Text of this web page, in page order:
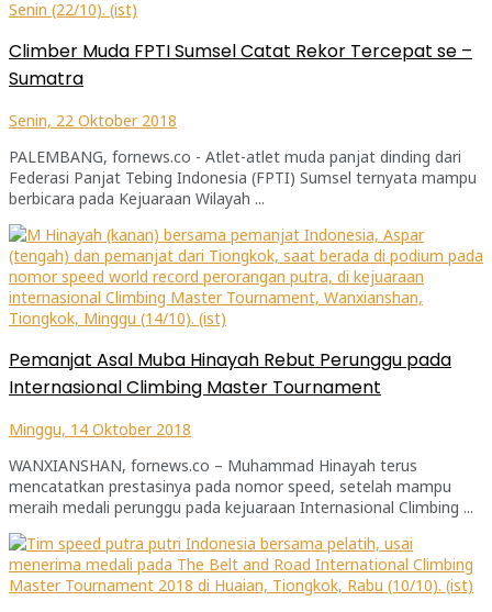
Climber Muda FPTI Sumsel Catat Rekor Tercepat se –
Sumatra
Senin, 22 Oktober 2018
PALEMBANG, fornews.co - Atlet-atlet muda panjat dinding dari
Federasi Panjat Tebing Indonesia (FPTI) Sumsel ternyata mampu
berbicara pada Kejuaraan Wilayah ...
Pemanjat Asal Muba Hinayah Rebut Perunggu pada
Internasional Climbing Master Tournament
Minggu, 14 Oktober 2018
WANXIANSHAN, fornews.co – Muhammad Hinayah terus
mencatatkan prestasinya pada nomor speed, setelah mampu
meraih medali perunggu pada kejuaraan Internasional Climbing ...